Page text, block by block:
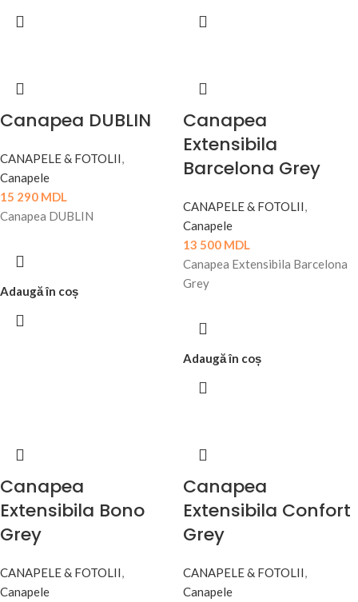
Canapea DUBLIN
CANAPELE & FOTOLII,
Canapele
15 290 MDL
Canapea DUBLIN
Adaugă în coș
Canapea
Extensibila
Barcelona Grey
CANAPELE & FOTOLII,
Canapele
13 500 MDL
Canapea Extensibila Barcelona
Grey
Adaugă în coș
Canapea
Extensibila Bono
Grey
CANAPELE & FOTOLII,
Canapele
Canapea
Extensibila Confort
Grey
CANAPELE & FOTOLII,
Canapele